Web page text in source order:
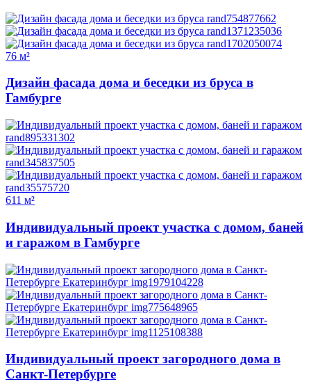
76 м²
Дизайн фасада дома и беседки из бруса в
Гамбурге
611 м²
Индивидуальный проект участка с домом, баней
и гаражом в Гамбурге
Индивидуальный проект загородного дома в
Санкт-Петербурге